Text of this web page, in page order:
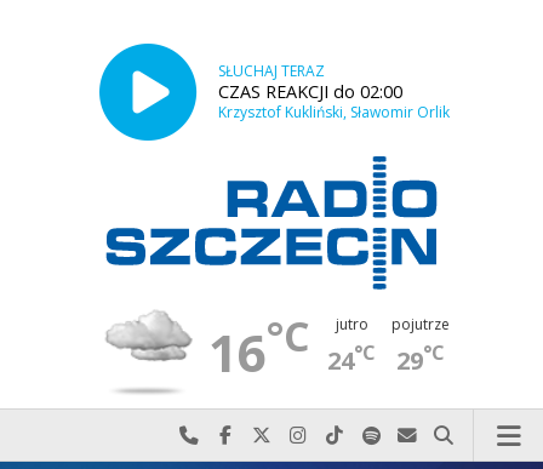
SŁUCHAJ TERAZ
CZAS REAKCJI do 02:00
Krzysztof Kukliński, Sławomir Orlik
16°C jutro
24°C
pojutrze
29°C
Najlepiej po prostu do nas zadzwoń
Odwiedź nas na Facebook-u
Odwiedź nas na X
Odwiedź nas na Instagram-ie
Odwiedź nas na TikTok-u
Szukaj nas na Spotify
Wyślij do nas
Szukaj